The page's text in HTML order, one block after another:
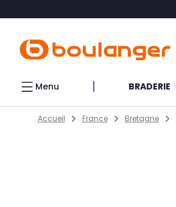
Menu BRADERIE
Skip to content
Return to Nav
Accueil France Bretagne